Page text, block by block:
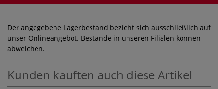
Der angegebene Lagerbestand bezieht sich ausschließlich auf
unser Onlineangebot. Bestände in unseren Filialen können
abweichen.
Kunden kauften auch diese Artikel